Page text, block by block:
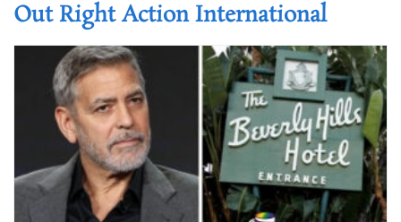
Out Right Action International